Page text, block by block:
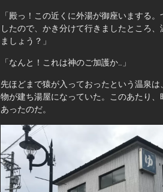
「殿っ！この近くに外湯が御座いまする
したので、かき分けて行きましたところ
ましょう？」
「なんと！これは神のご加護か…」
先ほどまで猿が入っておったという温泉
物が建ち湯屋になっていた。このあたり
あったのだ。